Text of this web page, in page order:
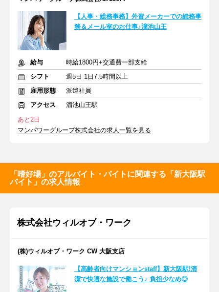
【人事・総務事務】外資メーカーでの総務事
務＆メール室のお仕事♪溜池山王
給与
時給1800円+交通費一部支給
シフト
週5日 1日7.5時間以上
雇用形態
派遣社員
アクセス
溜池山王駅
あと2日
マンパワーグループ株式会社の求人一覧を見る
「嗜好場」のアルバイト・バイトに関連する「新大阪駅
バイト」の求人情報
株式会社ウィルオブ・ワーク
(株)ウィルオブ・ワーク CW 大阪支店
【高齢者向けマンションstaff】新大阪駅!清
潔で快適な施設で働こう♪ 負担少なめ◎